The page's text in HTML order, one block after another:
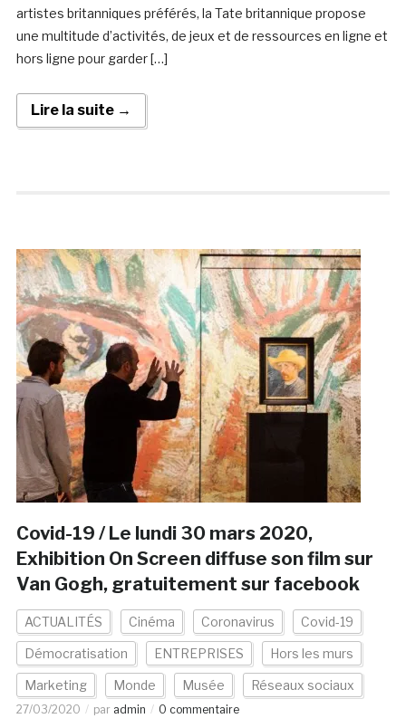
artistes britanniques préférés, la Tate britannique propose
une multitude d’activités, de jeux et de ressources en ligne et
hors ligne pour garder […]
Lire la suite →
Covid-19 / Le lundi 30 mars 2020,
Exhibition On Screen diffuse son film sur
Van Gogh, gratuitement sur facebook
ACTUALITÉS Cinéma Coronavirus Covid-19
Démocratisation ENTREPRISES Hors les murs
Marketing Monde Musée Réseaux sociaux
27/03/2020 par admin 0 commentaire